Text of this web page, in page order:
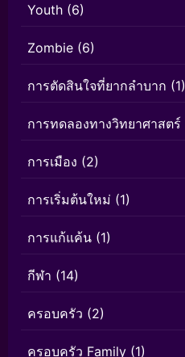
Youth (6)
Zombie (6)
การตัดสินใจที่ยากลำบาก (1)
การทดลองทางวิทยาศาสตร์
การเมือง (2)
การเริ่มต้นใหม่ (1)
การแก้แค้น (1)
กีฬา (14)
ครอบครัว (2)
ครอบครัว Family (1)